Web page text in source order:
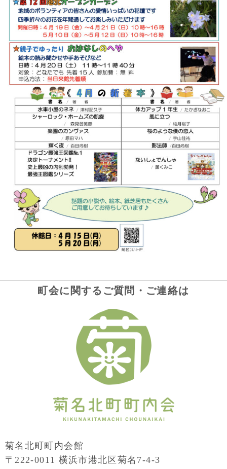
町会に関するご質問・ご連絡は
菊名北町町内会館
〒222-0011 横浜市港北区菊名7-4-3